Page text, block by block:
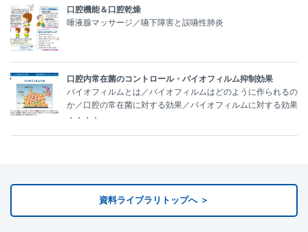
口腔機能＆口腔乾燥
唾液腺マッサージ／嚥下障害と誤嚥性肺炎
口腔内常在菌のコントロール・バイオフィルム抑制効果
バイオフィルムとは／バイオフィルムはどのように作られるの
か／口腔の常在菌に対する効果／バイオフィルムに対する効果
・・・・
資料ライブラリトップへ ＞